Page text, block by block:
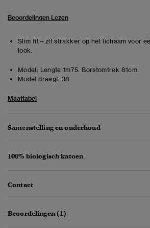
Beoordelingen Lezen
Slim fit – zit strakker op het lichaam voor
look.
Model: Lengte 1m75. Borstomtrek 81cm
Model draagt: 38
Maattabel
Samenstelling en onderhoud
100% biologisch katoen
Contact
Beoordelingen (1)